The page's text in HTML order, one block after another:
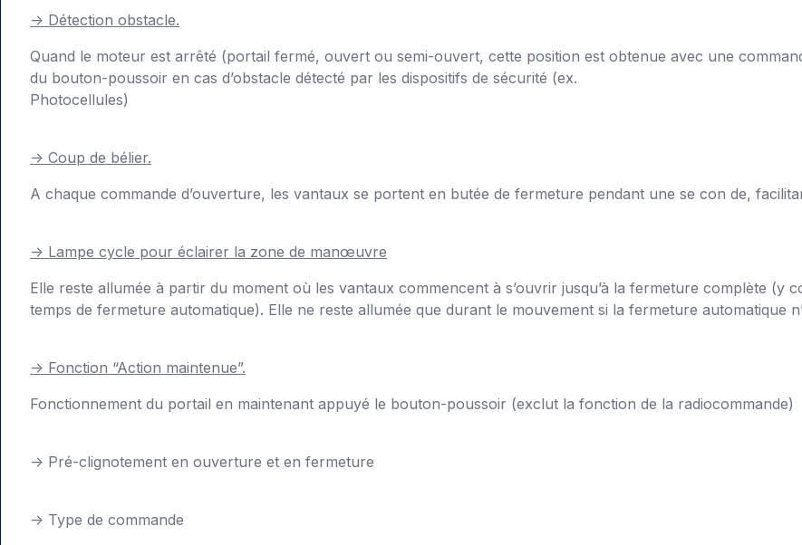
-> Détection obstacle.
Quand le moteur est arrêté (portail fermé, ouvert ou semi-ouvert, cette position est obtenue avec une
du bouton-poussoir en cas d’obstacle détecté par les dispositifs de sécurité (ex.
Photocellules)
-> Coup de bélier.
A chaque commande d’ouverture, les vantaux se portent en butée de fermeture pendant une se con de,
-> Lampe cycle pour éclairer la zone de manœuvre
Elle reste allumée à partir du moment où les vantaux commencent à s’ouvrir jusqu’à la fermeture complète (y
temps de fermeture automatique). Elle ne reste allumée que durant le mouvement si la fermeture automatique
-> Fonction “Action maintenue”.
Fonctionnement du portail en maintenant appuyé le bouton-poussoir (exclut la fonction de la radiocommande)
-> Pré-clignotement en ouverture et en fermeture
-> Type de commande